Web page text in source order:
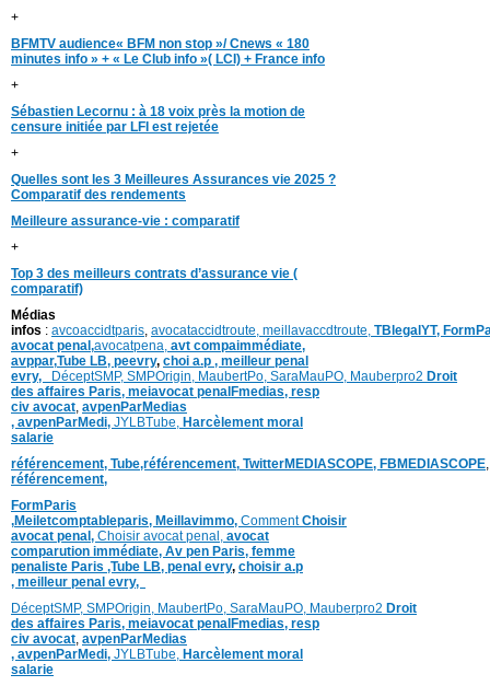
+
BFMTV audience« BFM non stop »/ Cnews « 180
minutes info » + « Le Club info »( LCI) + France info
+
Sébastien Lecornu : à 18 voix près la motion de
censure initiée par LFI est rejetée
+
Quelles sont les 3 Meilleures Assurances vie 2025 ?
Comparatif des rendements
Meilleure assurance-vie : comparatif
+
Top 3 des meilleurs contrats d’assurance vie (
comparatif)
Médias
infos : avcoaccidtparis avocataccidtroute, meillavaccdtroute, TBlegalYT,
avocat penal,avocatpena, avt compaimmédiate,
avppar,Tube LB, peevry, choi a.p , meilleur penal
evry, DéceptSMP, SMPOrigin, MaubertPo, SaraMauPO, Mauberpro2 Droit
des affaires Paris, meiavocat penalFmedias, resp
civ avocat avpenParMedias
, avpenParMedi, JYLBTube, Harcèlement moral
salarie
référencement, Tube,référencement, TwitterMEDIASCOPE, FBMEDIASCOPE
référencement,
FormParis
,Meiletcomptableparis, Meillavimmo, CommentChoisir
avocat penal, Choisir avocat penal, avocat
comparution immédiate, Av pen Paris, femme
penaliste Paris ,Tube LB, penal evry, choisir a.p
, meilleur penal evry,
DéceptSMP, SMPOrigin, MaubertPo, SaraMauPO, Mauberpro2 Droit
des affaires Paris, meiavocat penalFmedias, resp
civ avocat avpenParMedias
, avpenParMedi, JYLBTube, Harcèlement moral
salarie